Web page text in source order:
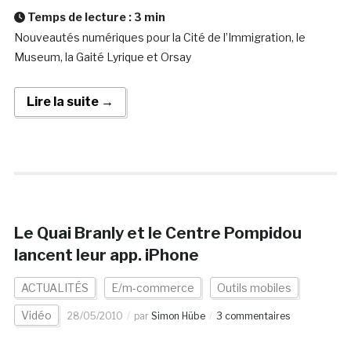
Temps de lecture : 3 min
Nouveautés numériques pour la Cité de l’Immigration, le
Museum, la Gaité Lyrique et Orsay
Lire la suite →
Le Quai Branly et le Centre Pompidou
lancent leur app. iPhone
ACTUALITÉS E/m-commerce Outils mobiles
Vidéo 28/05/2010 par Simon Hübe 3 commentaires